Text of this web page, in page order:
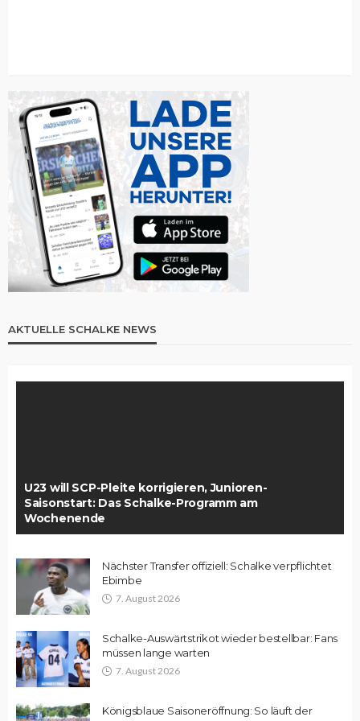
AKTUELLE SCHALKE NEWS
U23 will SCP-Pleite korrigieren, Junioren-
Saisonstart: Das Schalke-Programm am
Wochenende
Nächster Transfer offiziell: Schalke verpflichtet
Ebimbe
7. August 2026
Schalke-Auswärtstrikot wieder bestellbar: Fans
müssen lange warten
7. August 2026
Königsblaue Saisoneröffnung: So läuft der